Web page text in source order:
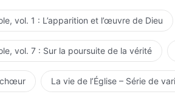
vol. 1 : L’apparition et l’œuvre de Dieu
vol. 7 : Sur la poursuite de la vérité
chœur La vie de l’Église – Série de